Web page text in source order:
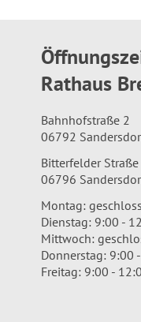
Rathaus
Bahnhofstraße 2
06792
Bitterfelder
06796
Montag:
Dienstag: 9:00 -
Mittwoch:
Donnerstag: 9:00
Freitag: 9:00 -